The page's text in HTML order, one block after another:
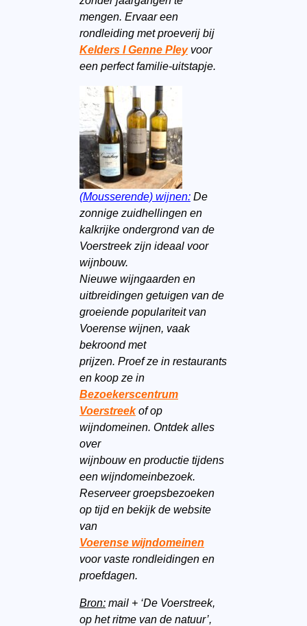
mengen. Ervaar een
rondleiding met proeverij bij
Kelders I Genne Pleyvoor
een perfect familie-uitstapje.
(Mousserende) wijnen:De
zonnige zuidhellingen en
kalkrijke ondergrond van de
Voerstreek zijn ideaal voor
wijnbouw.
Nieuwe wijngaarden en
uitbreidingen getuigen van de
groeiende populariteit van
Voerense wijnen, vaak
bekroond met
prijzen. Proef ze in restaurants
en koop ze in
Bezoekerscentrum
Voerstreekof op
wijndomeinen. Ontdek alles
over
wijnbouw en productie tijdens
een wijndomeinbezoek.
Reserveer groepsbezoeken
op tijd en bekijk de website
van
Voerense wijndomeinen
voor vaste rondleidingen en
proefdagen.
Bron:mail + ‘De Voerstreek,
op het ritme van de natuur’,